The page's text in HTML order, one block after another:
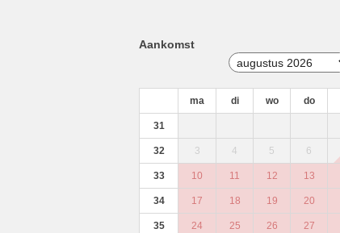
Aankomst
ma di wo do
31
32 3 4 5 6
33 10 11 12 13
34 17 18 19 20
35 24 25 26 27